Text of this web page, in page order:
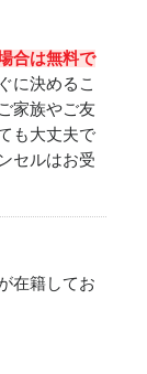
合は無料で
に決めるこ
家族やご友
も大丈夫で
セルはお受
在籍してお